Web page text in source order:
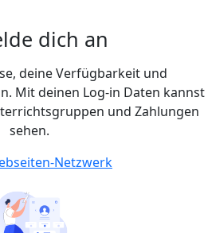
dich an
deine Verfügbarkeit und
Mit deinen Log-in Daten kannst
und Zahlungen
sehen.
Netzwerk